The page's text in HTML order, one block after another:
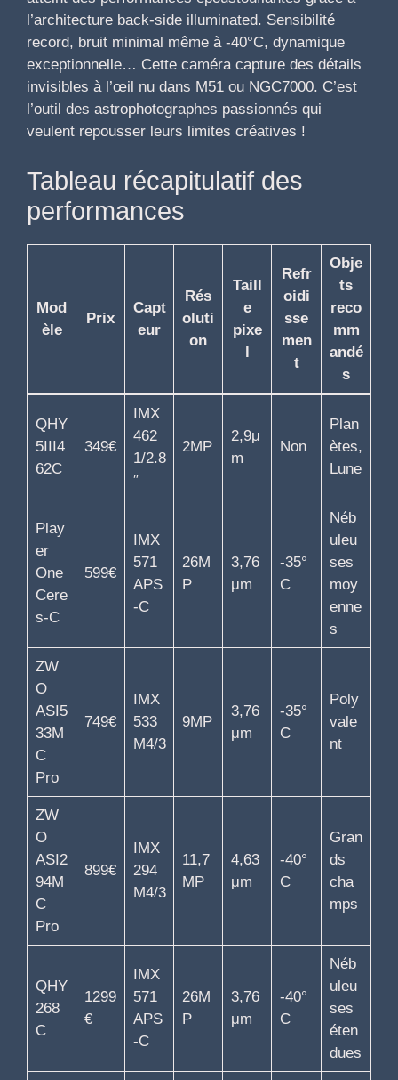
l’architecture back-side illuminated. Sensibilité
record, bruit minimal même à -40°C, dynamique
exceptionnelle… Cette caméra capture des détails
invisibles à l’œil nu dans M51 ou NGC7000. C’est
l’outil des astrophotographes passionnés qui
veulent repousser leurs limites créatives !
Tableau récapitulatif des
performances
Mod
èle
Prix
Capt
eur
Rés
oluti
on
Taill
e
pixe
l
Refr
oidi
sse
men
t
Obje
ts
reco
mm
andé
s
QHY
5III4
62C
349€
IMX
462
1/2.8
″
2MP
2,9μ
m
Non
Plan
ètes,
Lune
Play
er
One
Cere
s-C
599€
IMX
571
APS
-C
26M
P
3,76
μm
-35°
C
Néb
uleu
ses
moy
enne
s
ZW
O
ASI5
33M
C
Pro
749€
IMX
533
M4/3
9MP
3,76
μm
-35°
C
Poly
vale
nt
ZW
O
ASI2
94M
C
Pro
899€
IMX
294
M4/3
11,7
MP
4,63
μm
-40°
C
Gran
ds
cha
mps
QHY
268
C
1299
€
IMX
571
APS
-C
26M
P
3,76
μm
-40°
C
Néb
uleu
ses
éten
dues